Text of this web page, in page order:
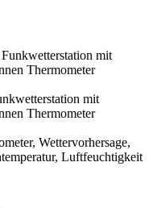
mit
Thermometer
Wettervorhersage,
Luftfeuchtigkeit